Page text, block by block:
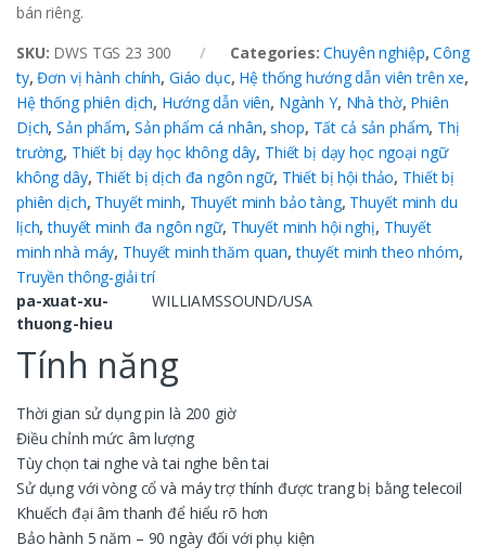
bán riêng.
SKU: DWS TGS 23 300 Categories:Chuyên nghiệp,Công
ty,Đơn vị hành chính, Giáo dục, Hệ thống hướng dẫn viên trên xe,
Hệ thống phiên dịch, Hướng dẫn viên, Ngành Y, Nhà thờ, Phiên
Dịch,Sản phẩm, Sản phẩm cá nhân,shop, Tất cả sản phẩm, Thị
trường, Thiết bị dạy học không dây, Thiết bị dạy học ngoại ngữ
không dây, Thiết bị dịch đa ngôn ngữ, Thiết bị hội thảo, Thiết bị
phiên dịch, Thuyết minh, Thuyết minh bảo tàng, Thuyết minh du
lịch,thuyết minh đa ngôn ngữ, Thuyết minh hội nghị, Thuyết
minh nhà máy, Thuyết minh thăm quan,thuyết minh theo nhóm,
Truyền thông-giải trí
pa-xuat-xu-
thuong-hieu
WILLIAMSSOUND/USA
Tính năng
Thời gian sử dụng pin là 200 giờ
Điều chỉnh mức âm lượng
Tùy chọn tai nghe và tai nghe bên tai
Sử dụng với vòng cổ và máy trợ thính được trang bị bằng telecoil
Khuếch đại âm thanh để hiểu rõ hơn
Bảo hành 5 năm – 90 ngày đối với phụ kiện